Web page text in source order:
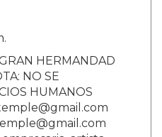
HERMANDAD
NO SE
HUMANOS